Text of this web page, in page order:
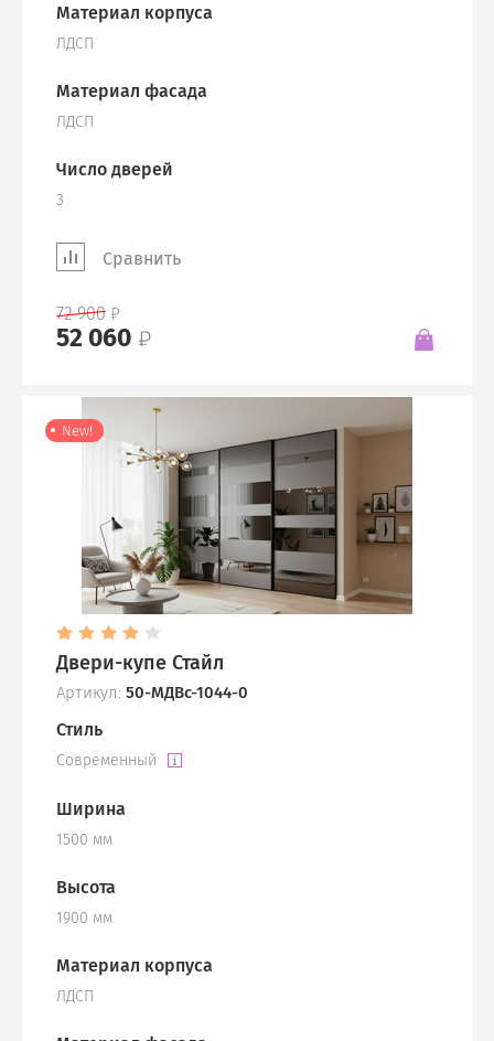
Материал корпуса
ЛДСП
Материал фасада
ЛДСП
Число дверей
3
Сравнить
72 900
52 060
New!
Двери-купе Стайл
Артикул: 50-МДВс-1044-0
Стиль
Современный
Ширина
1500 мм
Высота
1900 мм
Материал корпуса
ЛДСП